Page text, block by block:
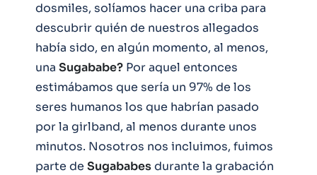
dosmiles, solíamos hacer una criba para
descubrir quién de nuestros allegados
había sido, en algún momento, al menos,
una Sugababe? Por aquel entonces
estimábamos que sería un 97% de los
seres humanos los que habrían pasado
por la girlband, al menos durante unos
minutos. Nosotros nos incluimos, fuimos
parte de Sugababesdurante la grabación